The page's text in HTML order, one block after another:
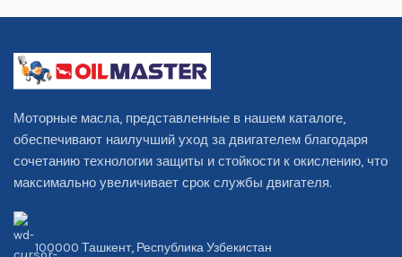
Моторные масла, представленные в нашем каталоге,
обеспечивают наилучший уход за двигателем благодаря
сочетанию технологии защиты и стойкости к окислению, что
максимально увеличивает срок службы двигателя.
100000 Ташкент, Республика Узбекистан